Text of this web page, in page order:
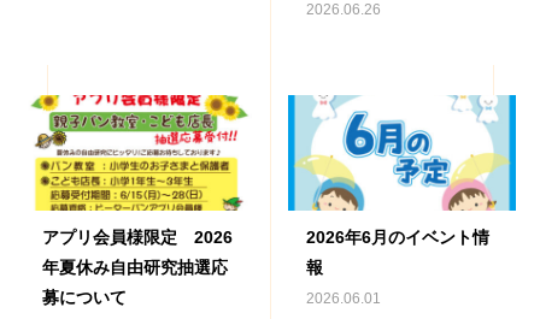
2026.06.26
アプリ会員様限定 2026
年夏休み自由研究抽選応
募について
2026年6月のイベント情
報
2026.06.01